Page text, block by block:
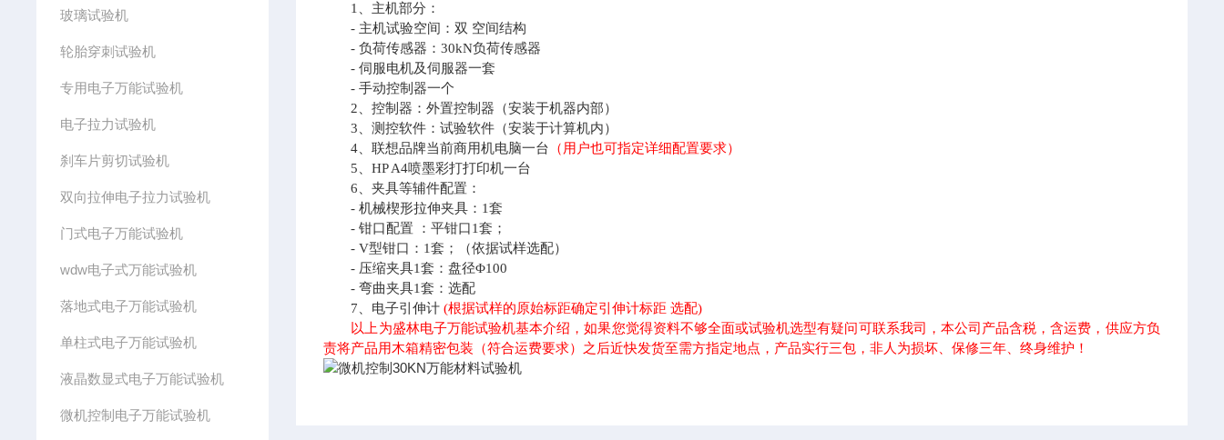
玻璃试验机
轮胎穿刺试验机
专用电子万能试验机
电子拉力试验机
刹车片剪切试验机
双向拉伸电子拉力试验机
门式电子万能试验机
wdw电子式万能试验机
落地式电子万能试验机
单柱式电子万能试验机
液晶数显式电子万能试验机
微机控制电子万能试验机
1、主机部分：
- 主机试验空间：双 空间结构
- 负荷传感器：30kN负荷传感器
- 伺服电机及伺服器一套
- 手动控制器一个
2、控制器：外置控制器（安装于机器内部）
3、测控软件：试验软件（安装于计算机内）
4、联想品牌当前商用机电脑一台 （用户也可指定详细配置要求）
5、HP A4喷墨彩打打印机一台
6、夹具等辅件配置：
- 机械楔形拉伸夹具：1套
- 钳口配置 ：平钳口1套；
- V型钳口：1套；（依据试样选配）
- 压缩夹具1套：盘径Φ100
- 弯曲夹具1套：选配
7、电子引伸计 (根据试样的原始标距确定引伸计标距 选配)
以上为盛林电子万能试验机基本介绍，如果您觉得资料不够全面或试验机选型有疑问可联系我司，本公司产品含税，含运费，供应方负
责将产品用木箱精密包装（符合运费要求）之后近快发货至需方指定地点，产品实行三包，非人为损坏、保修三年、终身维护！